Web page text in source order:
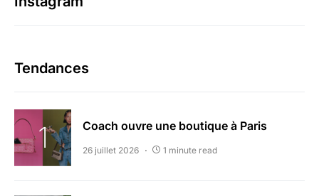
Tendances
Coach ouvre une boutique à Paris
26 juillet 2026 1 minute read